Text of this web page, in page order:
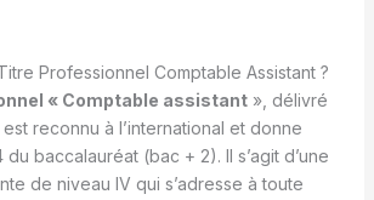
Professionnel Comptable Assistant ?
« Comptable assistant», délivré
est reconnu à l’international et donne
baccalauréat (bac + 2). Il s’agit d’une
de niveau IV qui s’adresse à toute